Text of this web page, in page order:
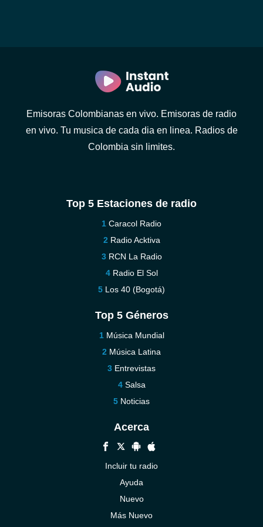
Emisoras Colombianas en vivo. Emisoras de radio
en vivo. Tu musica de cada dia en linea. Radios de
Colombia sin limites.
Top 5 Estaciones de radio
Caracol Radio
Radio Acktiva
RCN La Radio
Radio El Sol
Los 40 (Bogotá)
Top 5 Géneros
Música Mundial
Música Latina
Entrevistas
Salsa
Noticias
Acerca
Incluir tu radio
Ayuda
Nuevo
Más Nuevo